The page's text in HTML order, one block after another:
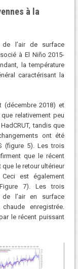
à la
de l’air de surface
à El Niño 2015-
la température
caractérisant la
(décembre 2018) et
relativement peu
tandis que
ont été
(figure 5). Les trois
que le récent
le retour ultérieur
est également
7). Les trois
l’air en surface
enregistrée.
le récent puissant